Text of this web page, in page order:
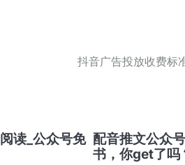
抖音广告投放收费标
读_公众号免 配音推文公众
书，你get了吗